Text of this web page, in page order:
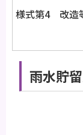
様式第4 改造
雨水貯